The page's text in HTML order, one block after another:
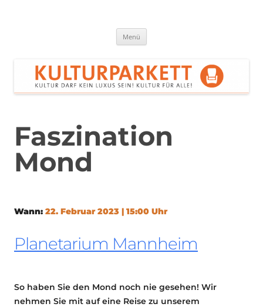
Menü
Faszination
Mond
Wann: 22. Februar 2023 | 15:00 Uhr
Planetarium Mannheim
So haben Sie den Mond noch nie gesehen! Wir
nehmen Sie mit auf eine Reise zu unserem